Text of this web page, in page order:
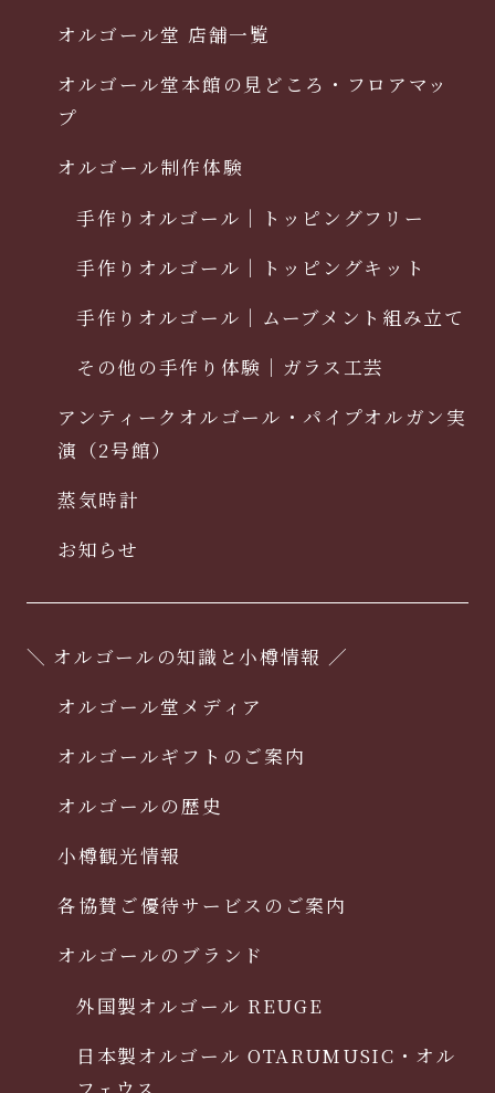
オルゴール堂 店舗一覧
オルゴール堂本館の見どころ・フロアマッ
プ
オルゴール制作体験
手作りオルゴール｜トッピングフリー
手作りオルゴール｜トッピングキット
手作りオルゴール｜ムーブメント組み立て
その他の手作り体験｜ガラス工芸
アンティークオルゴール・パイプオルガン実
演（2号館）
蒸気時計
お知らせ
＼ オルゴールの知識と小樽情報 ／
オルゴール堂メディア
オルゴールギフトのご案内
オルゴールの歴史
小樽観光情報
各協賛ご優待サービスのご案内
オルゴールのブランド
外国製オルゴール REUGE
日本製オルゴール OTARUMUSIC・オル